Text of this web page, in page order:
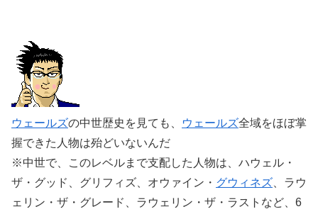
ウェールズの中世歴史を見ても、 ウェールズ全域をほぼ掌
握できた人物は殆どいないんだ
※中世で、このレベルまで支配した人物は、ハウェル・
ザ・グッド、グリフィズ、オウァイン・ グウィネズ 、ラウ
ェリン・ザ・グレード、ラウェリン・ザ・ラストなど、6